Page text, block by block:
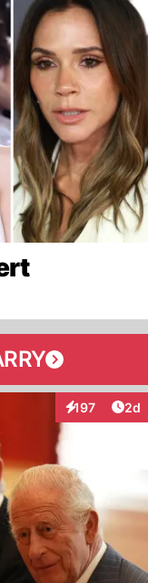
197
Interaktionen
2d